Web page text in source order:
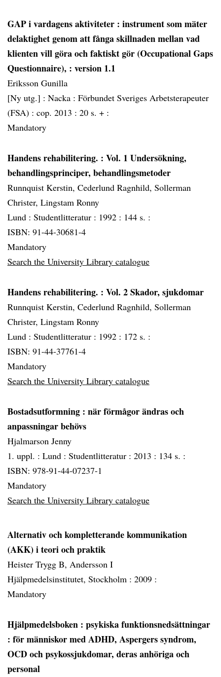
GAP i vardagens aktiviteter : instrument som mäter
delaktighet genom att fånga skillnaden mellan vad
klienten vill göra och faktiskt gör (Occupational Gaps
Questionnaire), : version 1.1
Eriksson Gunilla
[Ny utg.] : Nacka : Förbundet Sveriges Arbetsterapeuter
(FSA) : cop. 2013 : 20 s. + :
Mandatory
Handens rehabilitering. : Vol. 1 Undersökning,
behandlingsprinciper, behandlingsmetoder
Runnquist Kerstin, Cederlund Ragnhild, Sollerman
Christer, Lingstam Ronny
Lund : Studentlitteratur : 1992 : 144 s. :
ISBN: 91-44-30681-4
Mandatory
Search the University Library catalogue
Handens rehabilitering. : Vol. 2 Skador, sjukdomar
Runnquist Kerstin, Cederlund Ragnhild, Sollerman
Christer, Lingstam Ronny
Lund : Studentlitteratur : 1992 : 172 s. :
ISBN: 91-44-37761-4
Mandatory
Search the University Library catalogue
Bostadsutformning : när förmågor ändras och
anpassningar behövs
Hjalmarson Jenny
1. uppl. : Lund : Studentlitteratur : 2013 : 134 s. :
ISBN: 978-91-44-07237-1
Mandatory
Search the University Library catalogue
Alternativ och kompletterande kommunikation
(AKK) i teori och praktik
Heister Trygg B, Andersson I
Hjälpmedelsinstitutet, Stockholm : 2009 :
Mandatory
Hjälpmedelsboken : psykiska funktionsnedsättningar
: för människor med ADHD, Aspergers syndrom,
OCD och psykossjukdomar, deras anhöriga och
personal